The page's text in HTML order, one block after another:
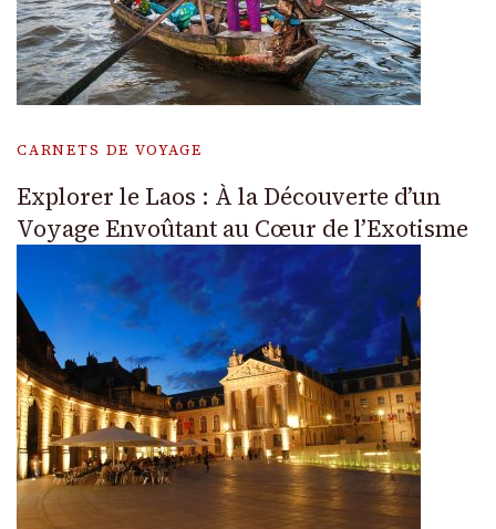
CARNETS DE VOYAGE
Explorer le Laos : À la Découverte d’un
Voyage Envoûtant au Cœur de l’Exotisme